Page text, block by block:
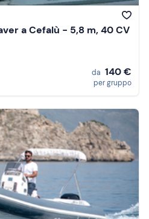
a Cefalù - 5,8 m, 40 CV
da 140 €
per gruppo